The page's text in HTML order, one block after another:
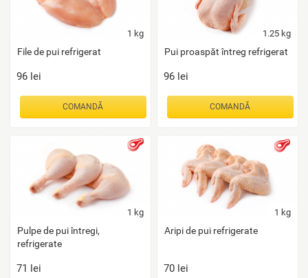
1 kg
File de pui refrigerat
96 lei
COMANDĂ
1.25 kg
Pui proaspăt întreg refrigerat
96 lei
COMANDĂ
1 kg
Pulpe de pui întregi,
refrigerate
71 lei
1 kg
Aripi de pui refrigerate
70 lei